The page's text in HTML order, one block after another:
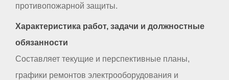
противопожарной защиты.
Характеристика работ, задачи и должностные
обязанности
Составляет текущие и перспективные планы,
графики ремонтов электрооборудования и